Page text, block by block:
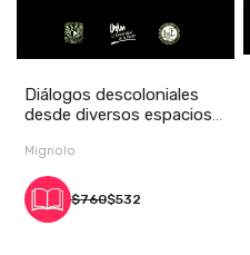
Diálogos descoloniales
desde diversos espacios y
Mignolo
$760$532